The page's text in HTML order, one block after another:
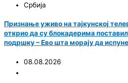
Србија
Признање уживо на тајкунској
открио да су блокадерима
подршку – Ево шта морају да испуне
08.08.2026